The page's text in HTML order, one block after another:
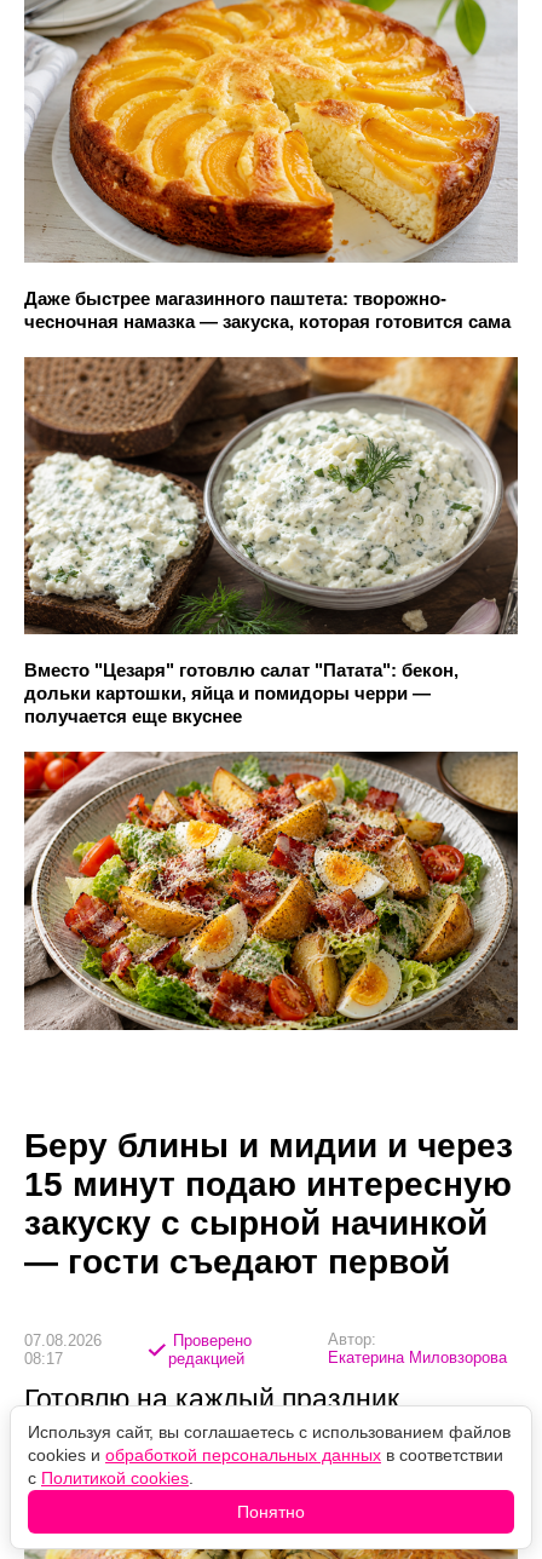
Даже быстрее магазинного паштета: творожно-
чесночная намазка — закуска, которая готовится сама
Вместо "Цезаря" готовлю салат "Патата": бекон,
дольки картошки, яйца и помидоры черри —
получается еще вкуснее
Беру блины и мидии и через
15 минут подаю интересную
закуску с сырной начинкой
— гости съедают первой
07.08.2026
08:17
Проверено
редакцией
Автор:
Екатерина Миловзорова
Готовлю на каждый праздник
Используя сайт, вы соглашаетесь с использованием файлов
cookies и обработкой персональных данных в соответствии
с Политикой cookies
Понятно